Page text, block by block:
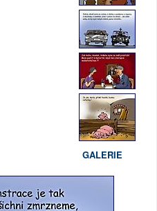
GALERIE